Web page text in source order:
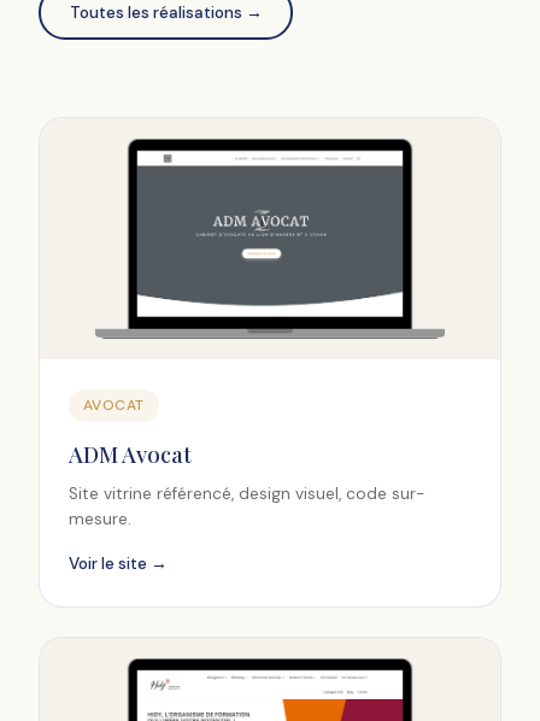
Toutes les réalisations →
AVOCAT
ADM Avocat
Site vitrine référencé, design visuel, code sur-
mesure.
Voir le site →